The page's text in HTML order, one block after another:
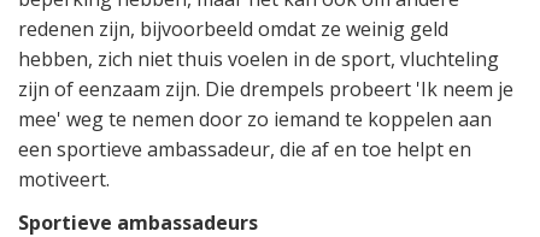
redenen zijn, bijvoorbeeld omdat ze weinig geld
hebben, zich niet thuis voelen in de sport, vluchteling
zijn of eenzaam zijn. Die drempels probeert 'Ik neem je
mee' weg te nemen door zo iemand te koppelen aan
een sportieve ambassadeur, die af en toe helpt en
motiveert.
Sportieve ambassadeurs